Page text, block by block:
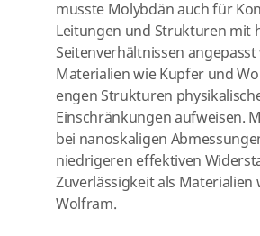
musste Molybdän auch für
Leitungen und Strukturen mit
Seitenverhältnissen
Materialien wie Kupfer und
engen Strukturen
Einschränkungen aufweisen.
bei nanoskaligen
niedrigeren effektiven
Zuverlässigkeit als
Wolfram.